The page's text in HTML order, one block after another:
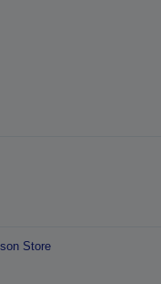
Store